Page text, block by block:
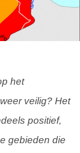
het
veilig? Het
positief,
gebieden die